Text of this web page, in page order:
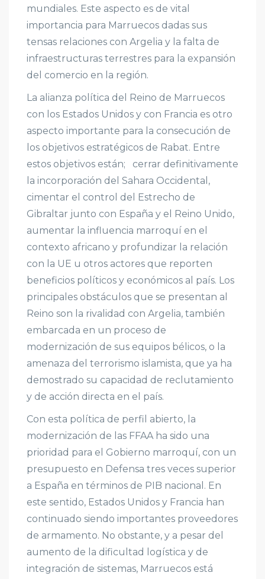
mundiales. Este aspecto es de vital
importancia para Marruecos dadas sus
tensas relaciones con Argelia y la falta de
infraestructuras terrestres para la expansión
del comercio en la región.
La alianza política del Reino de Marruecos
con los Estados Unidos y con Francia es otro
aspecto importante para la consecución de
los objetivos estratégicos de Rabat. Entre
estos objetivos están; cerrar definitivamente
la incorporación del Sahara Occidental,
cimentar el control del Estrecho de
Gibraltar junto con España y el Reino Unido,
aumentar la influencia marroquí en el
contexto africano y profundizar la relación
con la UE u otros actores que reporten
beneficios políticos y económicos al país. Los
principales obstáculos que se presentan al
Reino son la rivalidad con Argelia, también
embarcada en un proceso de
modernización de sus equipos bélicos, o la
amenaza del terrorismo islamista, que ya ha
demostrado su capacidad de reclutamiento
y de acción directa en el país.
Con esta política de perfil abierto, la
modernización de las FFAA ha sido una
prioridad para el Gobierno marroquí, con un
presupuesto en Defensa tres veces superior
a España en términos de PIB nacional. En
este sentido, Estados Unidos y Francia han
continuado siendo importantes proveedores
de armamento. No obstante, y a pesar del
aumento de la dificultad logística y de
integración de sistemas, Marruecos está